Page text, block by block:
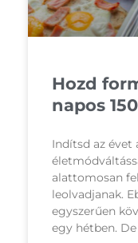
Hozd
napos
Indítsd az
alattomosan
leolvadjanak.
egyszerűen
egy hétben. De